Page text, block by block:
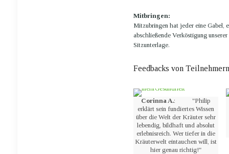
Mitbringen:
Mitzubringen hat jeder eine Gabel,
abschließende Verköstigung
Sitzunterlage.
Feedbacks von
Corinna A.: "Philip
erklärt sein fundiertes Wissen
über die Welt der Kräuter sehr
lebendig, bildhaft und absolut
erlebnisreich. Wer tiefer in die
Kräuterwelt eintauchen will, ist
hier genau richtig!"